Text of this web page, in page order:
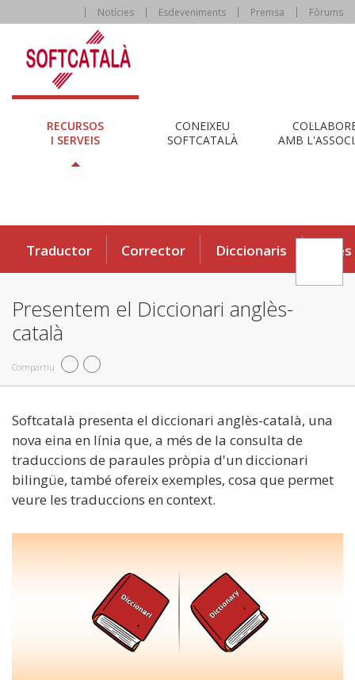
Notícies Esdeveniments Premsa Fòrums
RECURSOS
I SERVEIS
CONEIXEU
SOFTCATALÀ
AMB
Traductor Corrector Diccionaris Eines
Presentem el Diccionari anglès-
català
Compartiu
Softcatalà presenta el diccionari anglès-català, una
nova eina en línia que, a més de la consulta de
traduccions de paraules pròpia d'un diccionari
bilingüe, també ofereix exemples, cosa que permet
veure les traduccions en context.